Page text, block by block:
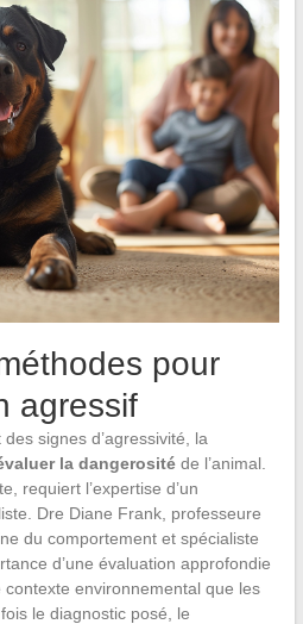
pour
agressif
signes d’agressivité, la
la dangerositéde l’animal.
requiert l’expertise d’un
Dre Diane Frank, professeure
du comportement et spécialiste
d’une évaluation approfondie
environnemental que les
le diagnostic posé, le